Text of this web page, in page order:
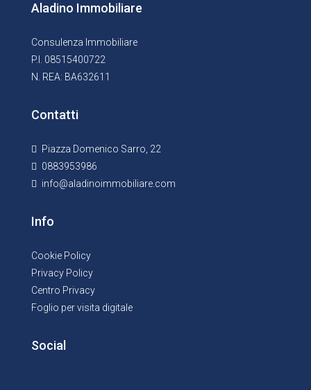
Aladino Immobiliare
Consulenza Immobiliare
P.I. 08515400722
N. REA: BA632611
Contatti
Piazza Domenico Sarro, 22
0883953986
info@aladinoimmobiliare.com
Info
Cookie Policy
Privacy Policy
Centro Privacy
Foglio per visita digitale
Social